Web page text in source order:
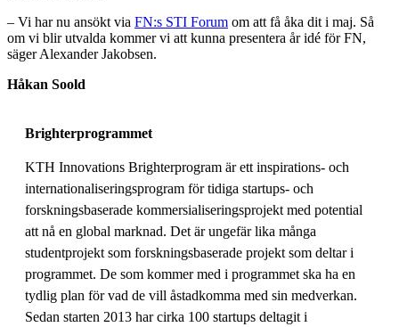
– Vi har nu ansökt via FN:s STI Forum om att få åka dit i maj. Så
om vi blir utvalda kommer vi att kunna presentera år idé för FN,
säger Alexander Jakobsen.
Håkan Soold
Brighterprogrammet
KTH Innovations Brighterprogram är ett inspirations- och
internationaliseringsprogram för tidiga startups- och
forskningsbaserade kommersialiseringsprojekt med potential
att nå en global marknad. Det är ungefär lika många
studentprojekt som forskningsbaserade projekt som deltar i
programmet. De som kommer med i programmet ska ha en
tydlig plan för vad de vill åstadkomma med sin medverkan.
Sedan starten 2013 har cirka 100 startups deltagit i